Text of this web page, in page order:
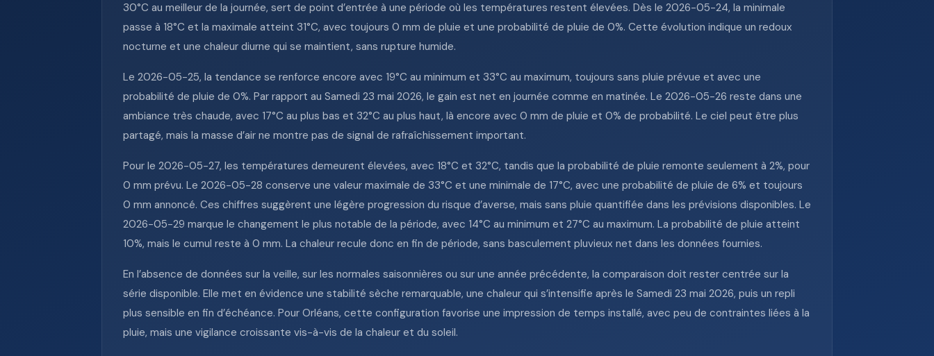
30°C au meilleur de la journée, sert de point d’entrée à une période où les températures restent élevées. Dès le 2026-05-24, la minimale
passe à 18°C et la maximale atteint 31°C, avec toujours 0 mm de pluie et une probabilité de pluie de 0%. Cette évolution indique un redoux
nocturne et une chaleur diurne qui se maintient, sans rupture humide.
Le 2026-05-25, la tendance se renforce encore avec 19°C au minimum et 33°C au maximum, toujours sans pluie prévue et avec une
probabilité de pluie de 0%. Par rapport au Samedi 23 mai 2026, le gain est net en journée comme en matinée. Le 2026-05-26 reste dans une
ambiance très chaude, avec 17°C au plus bas et 32°C au plus haut, là encore avec 0 mm de pluie et 0% de probabilité. Le ciel peut être plus
partagé, mais la masse d’air ne montre pas de signal de rafraîchissement important.
Pour le 2026-05-27, les températures demeurent élevées, avec 18°C et 32°C, tandis que la probabilité de pluie remonte seulement à 2%, pour
0 mm prévu. Le 2026-05-28 conserve une valeur maximale de 33°C et une minimale de 17°C, avec une probabilité de pluie de 6% et toujours
0 mm annoncé. Ces chiffres suggèrent une légère progression du risque d’averse, mais sans pluie quantifiée dans les prévisions disponibles. Le
2026-05-29 marque le changement le plus notable de la période, avec 14°C au minimum et 27°C au maximum. La probabilité de pluie atteint
10%, mais le cumul reste à 0 mm. La chaleur recule donc en fin de période, sans basculement pluvieux net dans les données fournies.
En l’absence de données sur la veille, sur les normales saisonnières ou sur une année précédente, la comparaison doit rester centrée sur la
série disponible. Elle met en évidence une stabilité sèche remarquable, une chaleur qui s’intensifie après le Samedi 23 mai 2026, puis un repli
plus sensible en fin d’échéance. Pour Orléans, cette configuration favorise une impression de temps installé, avec peu de contraintes liées à la
pluie, mais une vigilance croissante vis-à-vis de la chaleur et du soleil.